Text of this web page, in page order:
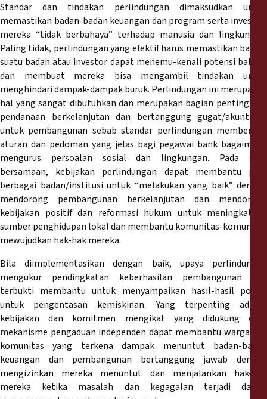
Standar dan tindakan perlindungan dimaksudkan untuk
memastikan badan-badan keuangan dan program serta investasi
mereka “tidak berbahaya” terhadap manusia dan lingkungan.
Paling tidak, perlindungan yang efektif harus memastikan bahwa
suatu badan atau investor dapat menemu-kenali potensi bahaya
dan membuat mereka bisa mengambil tindakan untuk
menghindari dampak-dampak buruk. Perlindungan ini merupakan
hal yang sangat dibutuhkan dan merupakan bagian penting dari
pendanaan berkelanjutan dan bertanggung gugat/akuntabel
untuk pembangunan sebab standar perlindungan membentuk
aturan dan pedoman yang jelas bagi pegawai bank bagaimana
mengurus persoalan sosial dan lingkungan. Pada saat
bersamaan, kebijakan perlindungan dapat membantu para
berbagai badan/institusi untuk “melakukan yang baik” dengan
mendorong pembangunan berkelanjutan dan mendorong
kebijakan positif dan reformasi hukum untuk meningkatkan
sumber penghidupan lokal dan membantu komunitas-komunitas
mewujudkan hak-hak mereka.
Bila diimplementasikan dengan baik, upaya perlindungan
mengukur pendingkatan keberhasilan pembangunan dan
terbukti membantu untuk menyampaikan hasil-hasil positif
untuk pengentasan kemiskinan. Yang terpenting adalah
kebijakan dan komitmen mengikat yang didukung oleh
mekanisme pengaduan independen dapat membantu warga dan
komunitas yang terkena dampak menuntut badan-badan
keuangan dan pembangunan bertanggung jawab dengan
mengizinkan mereka menuntut dan menjalankan hak-hak
mereka ketika masalah dan kegagalan terjadi dalam